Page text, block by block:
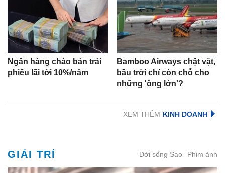
Ngân hàng chào bán trái
phiếu lãi tới 10%/năm
Bamboo Airways chật vật,
bầu trời chỉ còn chỗ cho
những 'ông lớn'?
XEM THÊM
GIẢI TRÍ Đời sống Sao Phim ảnh